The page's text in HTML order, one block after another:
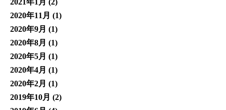
2021年1月 (2)
2020年11月 (1)
2020年9月 (1)
2020年8月 (1)
2020年5月 (1)
2020年4月 (1)
2020年2月 (1)
2019年10月 (2)